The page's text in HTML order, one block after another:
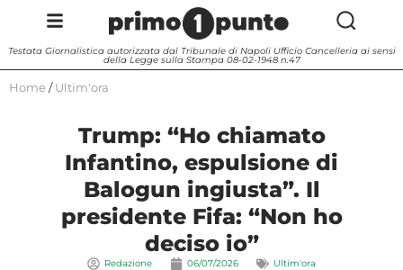
Testata Giornalistica autorizzata dal Tribunale di Napoli Ufficio Cancelleria ai sensi
della Legge sulla Stampa 08-02-1948 n.47
Home / Ultim'ora
Trump: “Ho chiamato
Infantino, espulsione di
Balogun ingiusta”. Il
presidente Fifa: “Non ho
deciso io”
Redazione 06/07/2026 Ultim'ora